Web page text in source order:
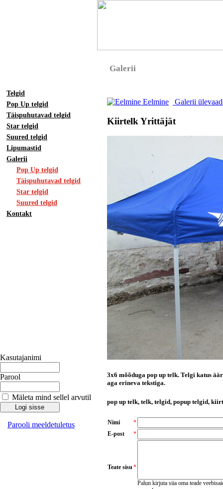
Galerii
Telgid
Pop Up telgid
Täispuhutavad telgid
Star telgid
Suured telgid
Lipumastid
Galerii
Pop Up telgid
Täispuhutavad telgid
Star telgid
Suured telgid
Kontakt
Kasutajanimi
Parool
Mäleta mind sellel arvutil
Parooli meeldetuletus
Eelmine Galerii
Kiirtelk Yrittäjät
3x6 mõõduga pop up telk. Telgi katus
aga erineva tekstiga.
pop up telk, telk, telgid, popup telgid,
Nimi
*
E-post
*
Teate sisu*
Palun kirjuta siia oma teade